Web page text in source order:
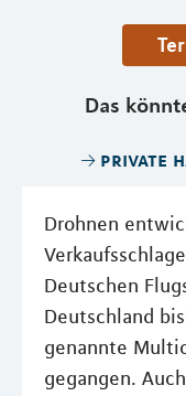
Das
private
Drohnen
Deutschen
Deutschland
genannte
gegangen.